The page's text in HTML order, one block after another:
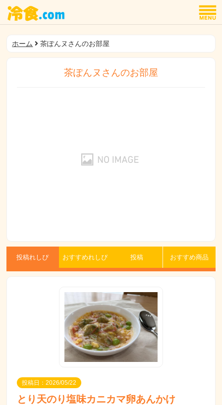
ホーム 茶ぽんヌさんのお部屋
茶ぽんヌさんのお部屋
投稿れしぴ おすすめれしぴ 投稿 おすすめ商品
投稿日：2026/05/22
とり天のり塩味カニカマ卵あんかけ